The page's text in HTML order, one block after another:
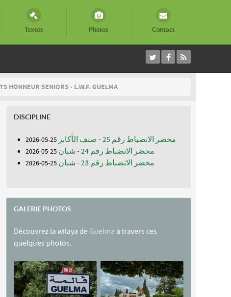
Textes Photos Contact
HONNEUR SENIORS - L.W.F. GUELMA
DISCIPLINE
محضر الانضباط رقم 25 - صنف الأكابر 25-05-2026
محضر الانضباط رقم 24 - شبان 25-05-2026
محضر الانضباط رقم 23 - شبان 25-05-2026
GALERIE PHOTOS
Découvrez la wilaya de Guelma à travers ces
quelques photos.